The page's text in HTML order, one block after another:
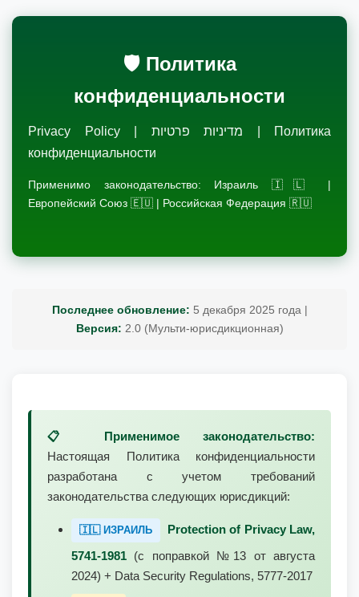
🛡️ Политика
конфиденциальности
Privacy Policy | מדיניות פרטיות | Политика
конфиденциальности
Применимо законодательство: Израиль 🇮🇱 |
Европейский Союз 🇪🇺 | Российская Федерация 🇷🇺
Последнее обновление: 5 декабря 2025 года |
Версия: 2.0 (Мульти-юрисдикционная)
📋 Применимое законодательство:
Настоящая Политика конфиденциальности
разработана с учетом требований
законодательства следующих юрисдикций:
🇮🇱 ИЗРАИЛЬ
Protection of Privacy Law,
5741-1981 (с поправкой №13 от августа
2024) + Data Security Regulations, 5777-2017